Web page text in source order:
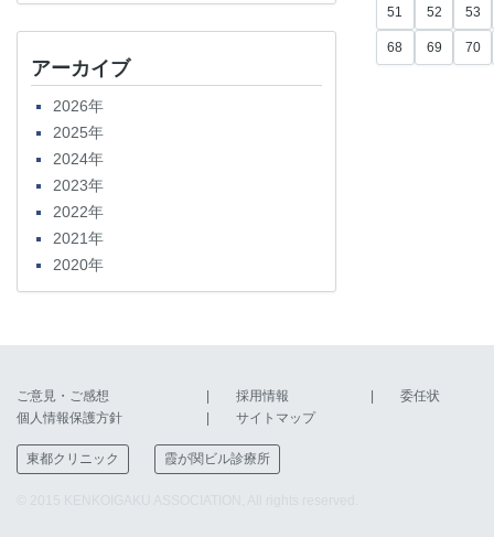
アーカイブ
2026年
2025年
2024年
2023年
2022年
2021年
2020年
51 52 53
68 69 70
ご意見・ご感想 採用情報
委任状
個人情報保護方針
サイトマップ
東都クリニック 霞が関ビル診療所